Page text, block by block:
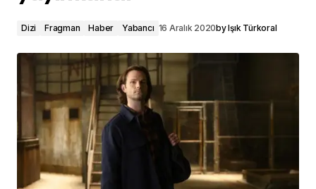
Dizi Fragman Haber Yabancı 16 Aralık 2020byIşık Türkoral